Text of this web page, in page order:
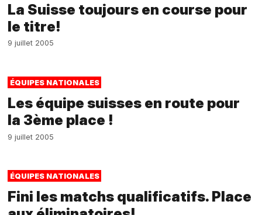
La Suisse toujours en course pour
le titre!
9 juillet 2005
ÉQUIPES NATIONALES
Les équipe suisses en route pour
la 3ème place !
9 juillet 2005
ÉQUIPES NATIONALES
Fini les matchs qualificatifs. Place